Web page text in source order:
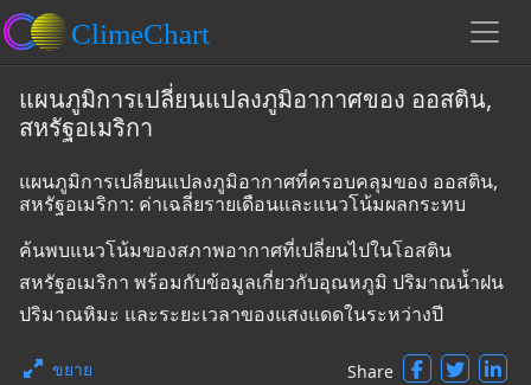
แผนภูมิการเปลี่ยนแปลงภูมิอากาศของ ออสติน,
สหรัฐอเมริกา
แผนภูมิการเปลี่ยนแปลงภูมิอากาศที่ครอบคลุมของ ออสติน,
สหรัฐอเมริกา: ค่าเฉลี่ยรายเดือนและแนวโน้มผลกระทบ
ค้นพบแนวโน้มของสภาพอากาศที่เปลี่ยนไปในโอสติน
สหรัฐอเมริกา พร้อมกับข้อมูลเกี่ยวกับอุณหภูมิ ปริมาณน้ำฝน
ปริมาณหิมะ และระยะเวลาของแสงแดดในระหว่างปี
ขยาย Share